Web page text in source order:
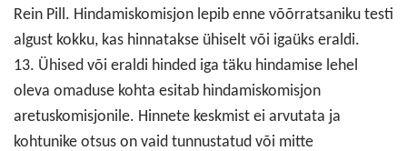
Rein Pill. Hindamiskomisjon lepib enne võõrratsaniku testi
algust kokku, kas hinnatakse ühiselt või igaüks eraldi.
13. Ühised või eraldi hinded iga täku hindamise lehel
oleva omaduse kohta esitab hindamiskomisjon
aretuskomisjonile. Hinnete keskmist ei arvutata ja
kohtunike otsus on vaid tunnustatud või mitte